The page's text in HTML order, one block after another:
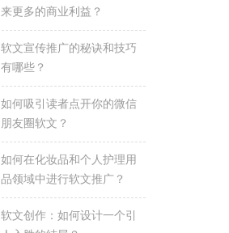
来更多的商业利益？
软文宣传推广的秘诀和技巧
有哪些？
如何吸引读者点开你的微信
朋友圈软文？
如何在化妆品和个人护理用
品领域中进行软文推广？
软文创作：如何设计一个引